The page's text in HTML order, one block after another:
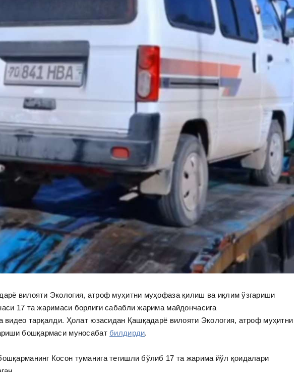
вилояти Экология, атроф муҳитни муҳофаза қилиш ва иқлим ўзгариши
17 та жаримаси борлиги сабабли жарима майдончасига
видео тарқалди. Ҳолат юзасидан Қашқадарё вилояти Экология, атроф муҳитни
бошқармаси муносабат билдирди.
Косон туманига тегишли бўлиб 17 та жарима йўл қоидалари